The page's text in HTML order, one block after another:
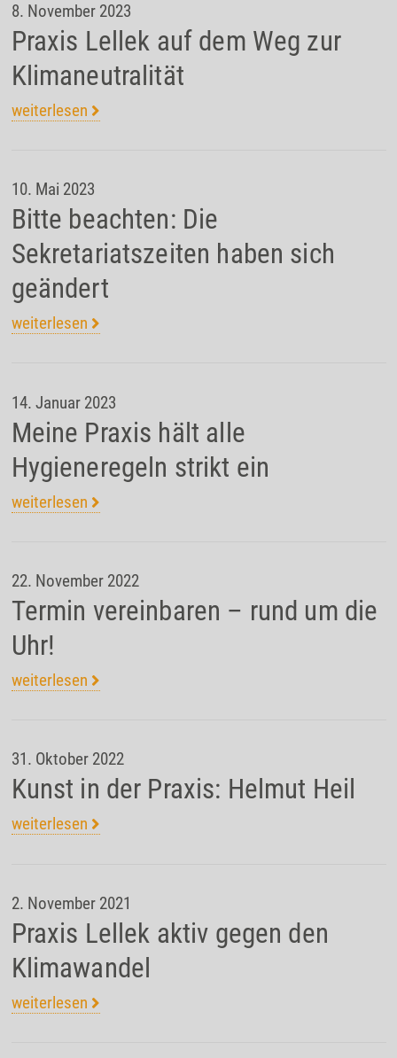
8. November 2023
Praxis Lellek auf dem Weg zur
Klimaneutralität
weiterlesen
10. Mai 2023
Bitte beachten: Die
Sekretariatszeiten haben sich
geändert
weiterlesen
14. Januar 2023
Meine Praxis hält alle
Hygieneregeln strikt ein
weiterlesen
22. November 2022
Termin vereinbaren – rund um die
Uhr!
weiterlesen
31. Oktober 2022
Kunst in der Praxis: Helmut Heil
weiterlesen
2. November 2021
Praxis Lellek aktiv gegen den
Klimawandel
weiterlesen